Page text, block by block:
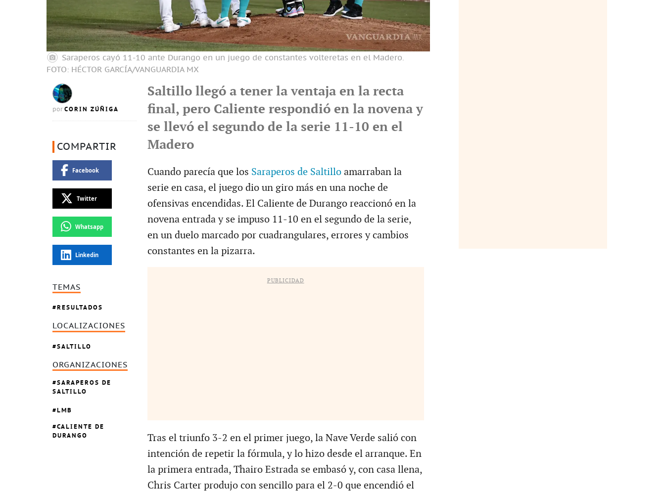
Saraperos cayó 11-10 ante Durango en un juego de constantes volteretas en el Madero.
FOTO: HÉCTOR GARCÍA/VANGUARDIA MX
por CORIN ZÚÑIGA
COMPARTIR
Facebook
Twitter
Whatsapp
Linkedin
TEMAS
RESULTADOS
LOCALIZACIONES
SALTILLO
ORGANIZACIONES
SARAPEROS DE
SALTILLO
LMB
CALIENTE DE
DURANGO
Saltillo llegó a tener la ventaja en la recta
final, pero Caliente respondió en la novena y
se llevó el segundo de la serie 11-10 en el
Madero
Cuando parecía que los Saraperos de Saltilloamarraban la
serie en casa, el juego dio un giro más en una noche de
ofensivas encendidas. El Caliente de Durango reaccionó en la
novena entrada y se impuso 11-10 en el segundo de la serie,
en un duelo marcado por cuadrangulares, errores y cambios
constantes en la pizarra.
PUBLICIDAD
Tras el triunfo 3-2 en el primer juego, la Nave Verde salió con
intención de repetir la fórmula, y lo hizo desde el arranque. En
la primera entrada, Thairo Estrada se embasó y, con casa llena,
Chris Carter produjo con sencillo para el 2-0 que encendió el